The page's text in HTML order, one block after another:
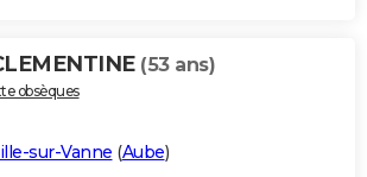
(53 ans)
obsèques
sur-Vanne (Aube)